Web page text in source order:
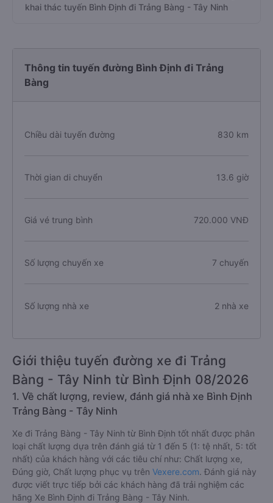
khai thác tuyến Bình Định đi Trảng Bàng - Tây Ninh
Thông tin tuyến đường Bình Định đi Trảng
Bàng
Chiều dài tuyến đường 830 km
Thời gian di chuyển 13.6 giờ
Giá vé trung bình 720.000 VNĐ
Số lượng chuyến xe 7 chuyến
Số lượng nhà xe 2 nhà xe
Giới thiệu tuyến đường xe đi Trảng
Bàng - Tây Ninh từ Bình Định 08/2026
1. Về chất lượng, review, đánh giá nhà xe Bình Định
Trảng Bàng - Tây Ninh
Xe đi Trảng Bàng - Tây Ninh từ Bình Định tốt nhất được phân
loại chất lượng dựa trên đánh giá từ 1 đến 5 (1: tệ nhất, 5: tốt
nhất) của khách hàng với các tiêu chí như: Chất lượng xe,
Đúng giờ, Chất lượng phục vụ trên Vexere.com. Đánh giá này
được viết trực tiếp bởi các khách hàng đã trải nghiệm các
hãng Xe Bình Định đi Trảng Bàng - Tây Ninh.